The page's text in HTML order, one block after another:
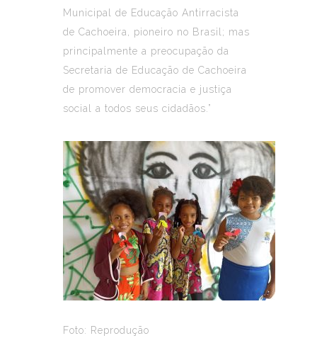
Municipal de Educação Antirracista
de Cachoeira, pioneiro no Brasil; mas
principalmente a preocupação da
Secretaria de Educação de Cachoeira
de promover democracia e justiça
social a todos seus cidadãos.”
Foto: Reprodução